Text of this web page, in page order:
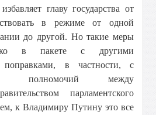
главу государства от
в режиме от одной
до другой. Но такие меры
в пакете с другими
поправками, в частности, с
полномочий между
парламентского
к Владимиру Путину это все